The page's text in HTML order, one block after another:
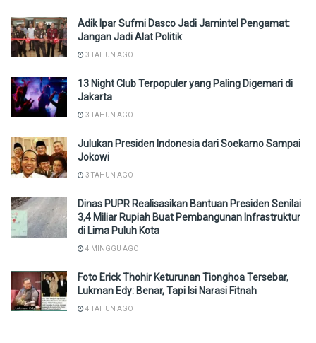
Adik Ipar Sufmi Dasco Jadi Jamintel Pengamat:
Jangan Jadi Alat Politik
3 TAHUN AGO
13 Night Club Terpopuler yang Paling Digemari di
Jakarta
3 TAHUN AGO
Julukan Presiden Indonesia dari Soekarno Sampai
Jokowi
3 TAHUN AGO
Dinas PUPR Realisasikan Bantuan Presiden Senilai
3,4 Miliar Rupiah Buat Pembangunan Infrastruktur
di Lima Puluh Kota
4 MINGGU AGO
Foto Erick Thohir Keturunan Tionghoa Tersebar,
Lukman Edy: Benar, Tapi Isi Narasi Fitnah
4 TAHUN AGO